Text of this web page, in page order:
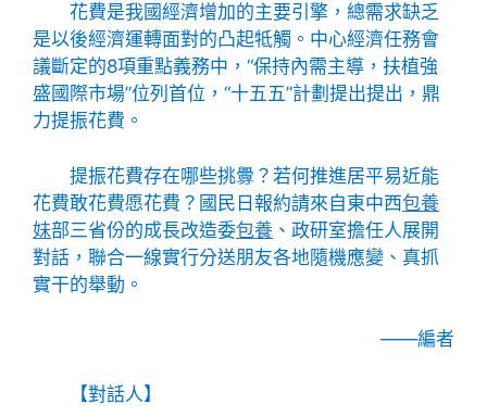
花費是我國經濟增加的主要引擎，總需求缺乏
是以後經濟運轉面對的凸起牴觸。中心經濟任務會
議斷定的8項重點義務中，“保持內需主導，扶植強
盛國際市場”位列首位，“十五五”計劃提出提出，鼎
力提振花費。
提振花費存在哪些挑釁？若何推進居平易近能
花費敢花費愿花費？國民日報約請來自東中西包養
妹部三省份的成長改造委包養 、政研室擔任人展開
對話，聯合一線實行分送朋友各地隨機應變、真抓
實干的舉動。
——編者
【對話人】